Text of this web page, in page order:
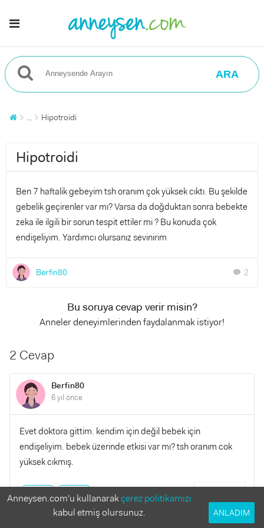
ARA
... Hipotroidi
Hipotroidi
Ben 7 haftalik gebeyim tsh oranım çok yüksek cıktı. Bu şekilde
gebelik geçirenler var mı? Varsa da doğduktan sonra bebekte
zeka ile ilgili bir sorun tespit ettiler mi ? Bu konuda çok
endişeliyim. Yardımcı olursanız sevinirim
Berfin80 chat 2
Bu soruya cevap verir misin?
Anneler deneyimlerinden faydalanmak istiyor!
2 Cevap
Berfin80
6 yıl önce
Evet doktora gittim. kendim için değil bebek için
endişeliyim. bebek üzerinde etkisi var mı? tsh oranım cok
yüksek cıkmış.
0 0
Anneysen.com'u kullanarakçerez politikamızı
kabul etmiş olursunuz.
ANLADIM